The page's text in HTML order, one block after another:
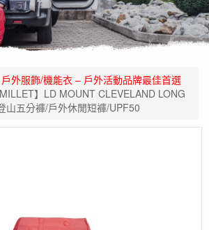
戶外服飾/機能衣 – 戶外活動品牌最佳首選
】LD MOUNT CLEVELAND LONG
山五分褲/戶外休閒短褲/UPF50